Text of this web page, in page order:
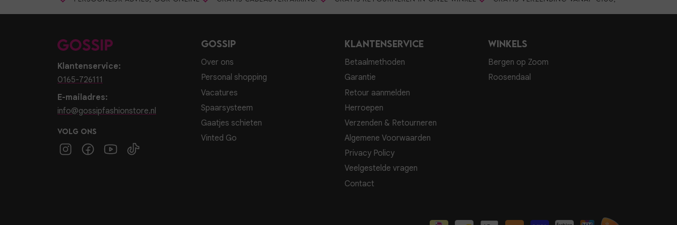
Klantenservice:
0165-726111
E-mailadres:
info@gossipfashionstore.nl
Volg ons
Gossip
Over ons
Personal shopping
Vacatures
Spaarsysteem
Gaatjes schieten
Vinted Go
Klantenservice
Betaalmethoden
Garantie
Retour aanmelden
Herroepen
Verzenden & Retourneren
Algemene Voorwaarden
Privacy Policy
Veelgestelde vragen
Contact
Winkels
Bergen op Zoom
Roosendaal